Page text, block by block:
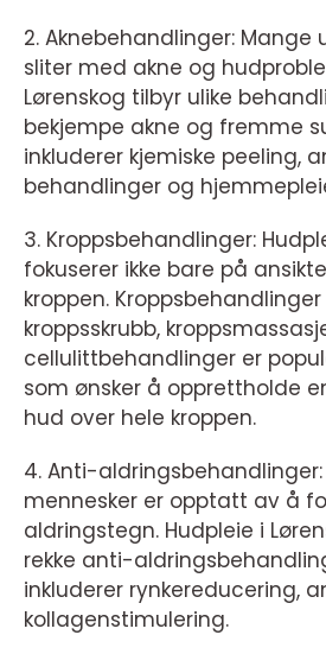
2. Aknebehandlinger: Mange
sliter med akne og
Lørenskog tilbyr ulike
bekjempe akne og fremme
inkluderer kjemiske peeling,
behandlinger og
3. Kroppsbehandlinger:
fokuserer ikke bare på
kroppen.
kroppsskrubb,
cellulittbehandlinger er
som ønsker å opprettholde
hud over hele kroppen.
4. Anti-
mennesker er opptatt av å
aldringstegn. Hudpleie i
rekke anti-
inkluderer rynkereducering,
kollagenstimulering.